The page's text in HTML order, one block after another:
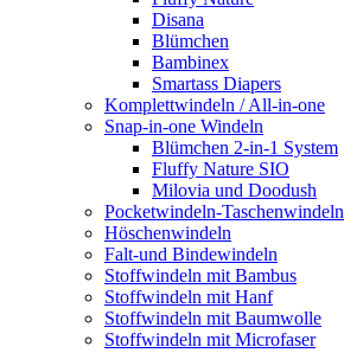
Disana
Blümchen
Bambinex
Smartass Diapers
Komplettwindeln / All-in-one
Snap-in-one Windeln
Blümchen 2-in-1 System
Fluffy Nature SIO
Milovia und Doodush
Pocketwindeln-Taschenwindeln
Höschenwindeln
Falt-und Bindewindeln
Stoffwindeln mit Bambus
Stoffwindeln mit Hanf
Stoffwindeln mit Baumwolle
Stoffwindeln mit Microfaser